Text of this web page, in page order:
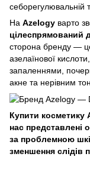
себорегулювальній
На Azelogy варто
цілеспрямований
сторона бренду —
азелаїнової
запаленнями,
акне та нерівним
Купити
нас представлені
за проблемною
зменшення слідів